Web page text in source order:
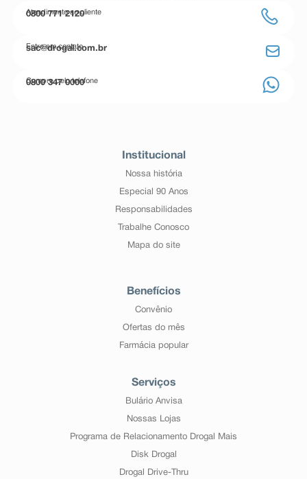
Atendimento ao cliente
0800 771 2120
Entre em contato
sac@drogal.com.br
Compre pelo telefone
0800 347 0000
Institucional
Nossa história
Especial 90 Anos
Responsabilidades
Trabalhe Conosco
Mapa do site
Benefícios
Convênio
Ofertas do mês
Farmácia popular
Serviços
Bulário Anvisa
Nossas Lojas
Programa de Relacionamento Drogal Mais
Disk Drogal
Drogal Drive-Thru